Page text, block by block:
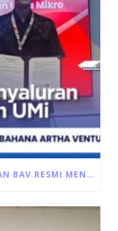
PUSAT INVESTASI PEMERINTAH DAN BAV RESMI MENANDATANGANI AKAD PEMBIAYAAN ULTRA MIKRO